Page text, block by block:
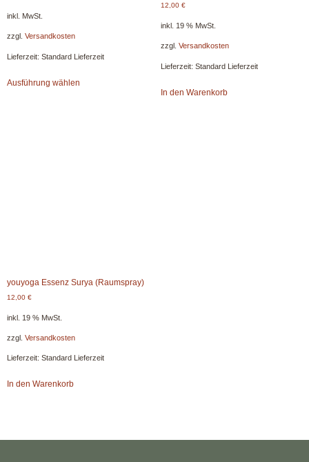
inkl. MwSt.
zzgl. Versandkosten
Lieferzeit: Standard Lieferzeit
Ausführung wählen
12,00 €
inkl. 19 % MwSt.
zzgl. Versandkosten
Lieferzeit: Standard Lieferzeit
In den Warenkorb
youyoga Essenz Surya (Raumspray)
12,00 €
inkl. 19 % MwSt.
zzgl. Versandkosten
Lieferzeit: Standard Lieferzeit
In den Warenkorb